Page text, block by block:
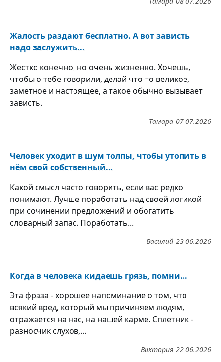
Жалость раздают бесплатно. А вот зависть
надо заслужить...
Жестко конечно, но очень жизненно. Хочешь,
чтобы о тебе говорили, делай что-то великое,
заметное и настоящее, а такое обычно вызывает
зависть.
07.07.2026
Тамара
Человек уходит в шум толпы, чтобы утопить в
нём свой собственный...
Какой смысл часто говорить, если вас редко
понимают. Лучше поработать над своей логикой
при сочинении предложений и обогатить
словарный запас. Поработать...
23.06.2026
Василий
Когда в человека кидаешь грязь, помни...
Эта фраза - хорошее напоминание о том, что
всякий вред, который мы причиняем людям,
отражается на нас, на нашей карме. Сплетник -
разносчик слухов,...
22.06.2026
Виктория